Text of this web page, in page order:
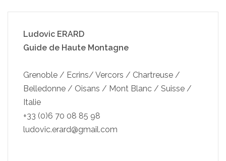
Ludovic ERARD
Guide de Haute Montagne
Grenoble / Ecrins/ Vercors / Chartreuse /
Belledonne / Oisans / Mont Blanc / Suisse /
Italie
+33 (0)6 70 08 85 98
ludovic.erard@gmail.com